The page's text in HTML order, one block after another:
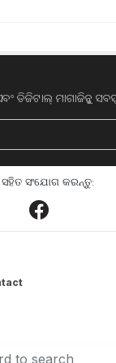
ଡିଜିଟାଲ୍ ମାଗାଜିନ୍କୁ
ସଂଯୋଗ କରନ୍ତୁ:
ପାଇଁ ସହାୟତା
କେନ୍ଦ୍ର କ୍ୟାବିନେଟ
ଯୋଗ୍ୟ ଗ୍ରାମୀଣ
କରିବା ଲାଗି ଭାରତ
ପିଏମଏୱାଇ
ପାଇଁ ମୋଟ ୪ କୋଟି